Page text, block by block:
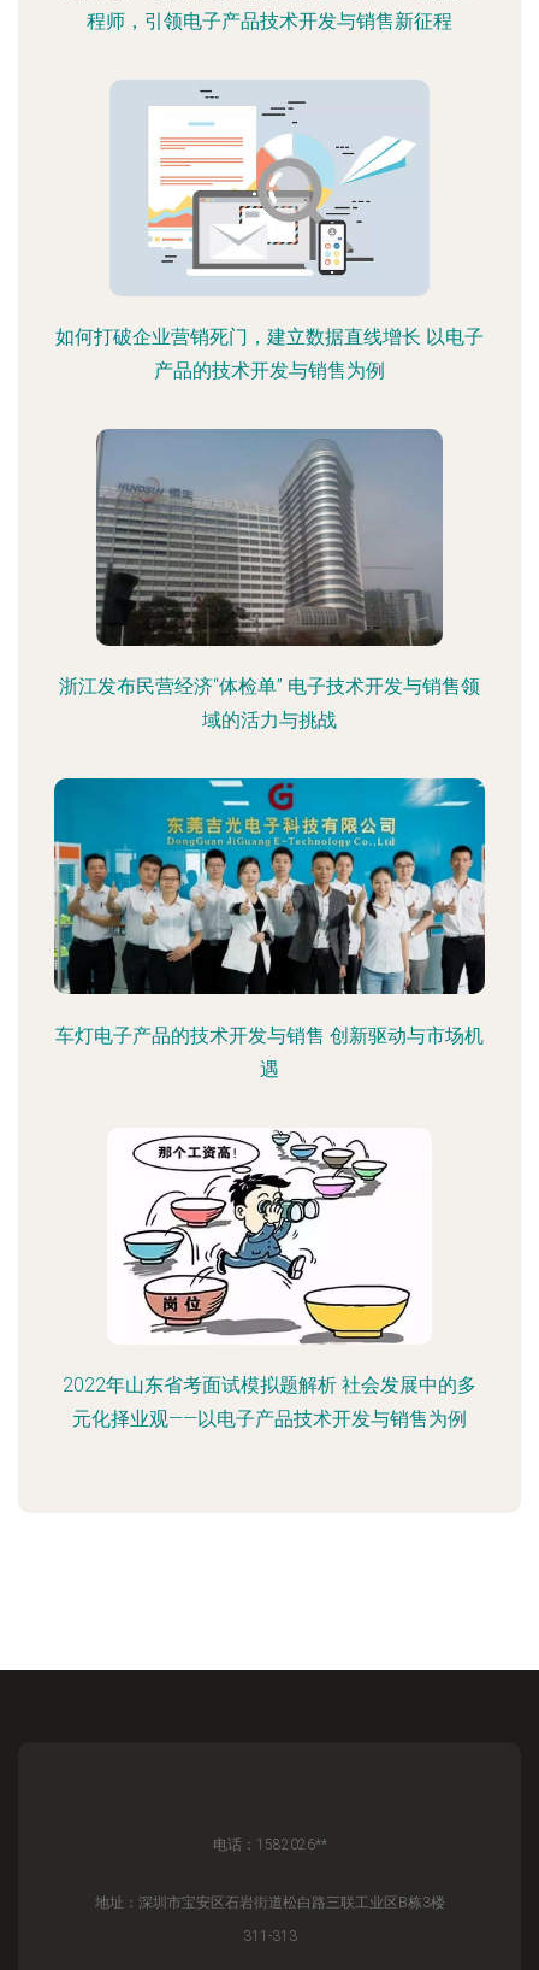
程师，引领电子产品技术开发与销售新征程
如何打破企业营销死门，建立数据直线增长 以电子
产品的技术开发与销售为例
浙江发布民营经济“体检单” 电子技术开发与销售领
域的活力与挑战
车灯电子产品的技术开发与销售 创新驱动与市场机
遇
2022年山东省考面试模拟题解析 社会发展中的多
元化择业观——以电子产品技术开发与销售为例
电话：1582026**
地址：深圳市宝安区石岩街道松白路三联工业区B栋3楼
311-313